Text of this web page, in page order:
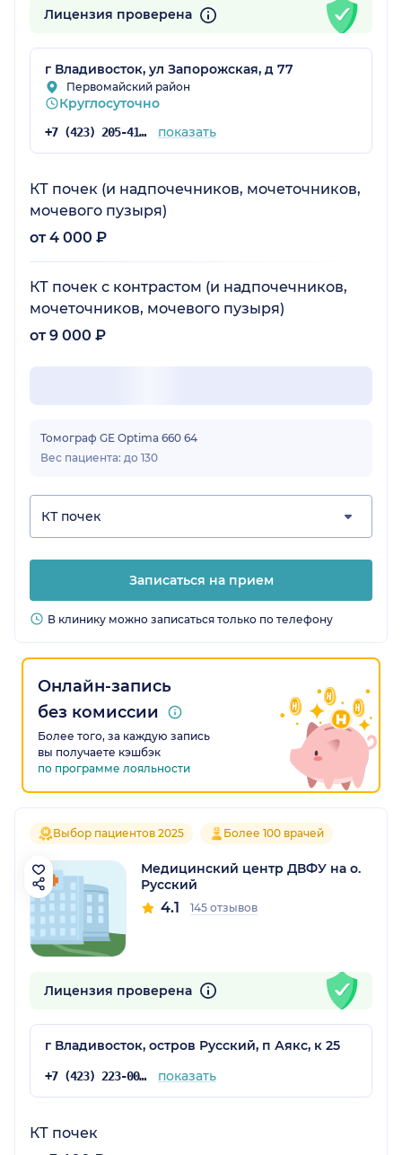
Лицензия проверена
г Владивосток, ул Запорожская, д 77
Первомайский район
Круглосуточно
+7 (423) 205-41-58 показать
КТ почек (и надпочечников, мочеточников,
мочевого пузыря)
от 4 000 ₽
КТ почек с контрастом (и надпочечников,
мочеточников, мочевого пузыря)
от 9 000 ₽
Томограф GE Optima 660 64
Вес пациента: до 130
КТ почек
Записаться на прием
В клинику можно записаться только по телефону
Онлайн-запись
без комиссии
Более того, за каждую запись
вы получаете кэшбэк
по программе лояльности
Выбор пациентов 2025 Более 100 врачей
Медицинский центр ДВФУ на о.
Русский
4.1 145 отзывов
Лицензия проверена
г Владивосток, остров Русский, п Аякс, к 25
+7 (423) 223-00-00 показать
КТ почек